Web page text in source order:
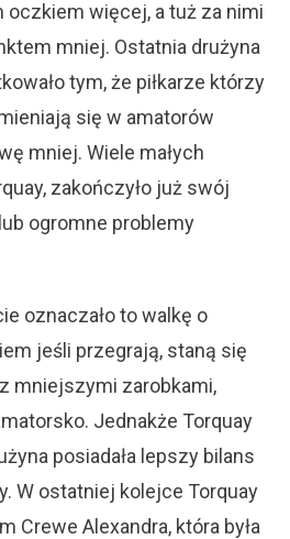
oczkiem więcej, a tuż za nimi
mniej. Ostatnia drużyna
tym, że piłkarze którzy
się w amatorów
mniej. Wiele małych
zakończyło już swój
ogromne problemy
oznaczało to walkę o
jeśli przegrają, staną się
mniejszymi zarobkami,
Jednakże Torquay
posiadała lepszy bilans
W ostatniej kolejce Torquay
Crewe Alexandra, która była